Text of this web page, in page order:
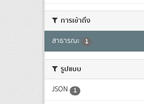
การเข้าถึง
สาธารณะ 1
รูปแบบ
JSON 1